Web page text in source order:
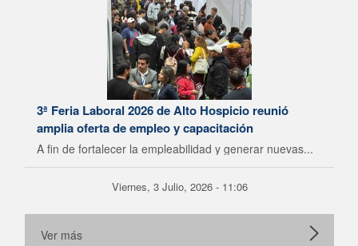
3ª Feria Laboral 2026 de Alto Hospicio reunió
amplia oferta de empleo y capacitación
A fin de fortalecer la empleabilidad y generar nuevas...
Viernes, 3 Julio, 2026 - 11:06
Ver más